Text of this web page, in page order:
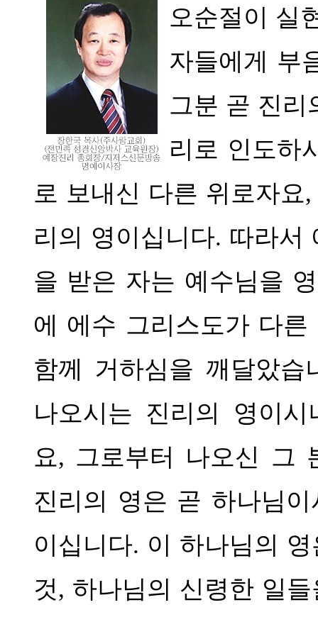
오순절이 실
자들에게 부
그분 곧 진리
리로 인도하
로 보내신 다른 위로자요
리의 영이십니다. 따라서
을 받은 자는 예수님을
에 에수 그리스도가 다
함께 거하심을 깨달았습
나오시는 진리의 영이
요, 그로부터 나오신 그
진리의 영은 곧 하나님이
이십니다. 이 하나님의
것, 하나님의 신령한 일